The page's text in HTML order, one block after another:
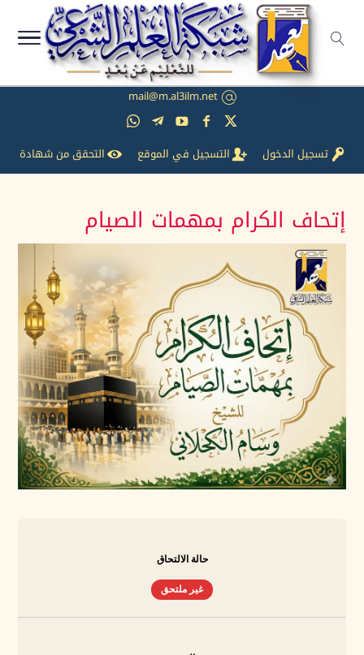
mail@m.al3ilm.net
تسجيل الدخول التسجيل في الموقع التحقق من شهادة
إتحاف الكرام بمهمات الصيام
حالة الالتحاق
غير ملتحق